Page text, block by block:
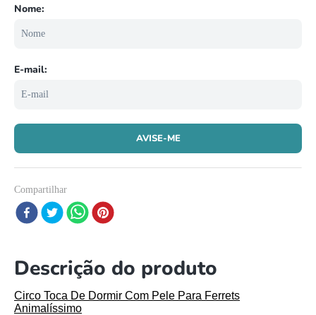
Compartilhar
Descrição do produto
Circo Toca De Dormir Com Pele Para Ferrets
Animalíssimo